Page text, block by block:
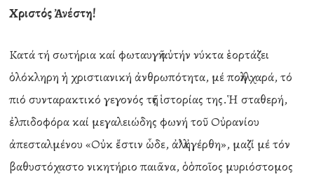
Χριστός Ἀνέστη!
Κατά τή σωτήρια καί φωταυγῆ αὐτήν νύκτα ἑορτάζει
ὁλόκληρη ἡ χριστιανική ἀνθρωπότητα, μέ πολλή χαρά, τό
πιό συνταρακτικό γεγονός τῆς ἱστορίας της.Ἡ σταθερή,
ἐλπιδοφόρα καί μεγαλειώδης φωνή τοῦ Οὐρανίου
ἀπεσταλμένου «Οὐκ ἔστιν ὧδε, ἀλλ’ ἠγέρθη», μαζί μέ τόν
βαθυστόχαστο νικητήριο παιᾶνα, ὁὁποῖος μυριόστομος